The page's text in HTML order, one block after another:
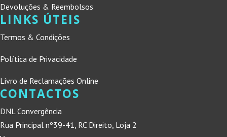
Devoluções & Reembolsos
LINKS ÚTEIS
Termos & Condições
Política de Privacidade
Livro de Reclamações Online
CONTACTOS
DNL Convergência
Rua Principal nº39-41, RC Direito, Loja 2